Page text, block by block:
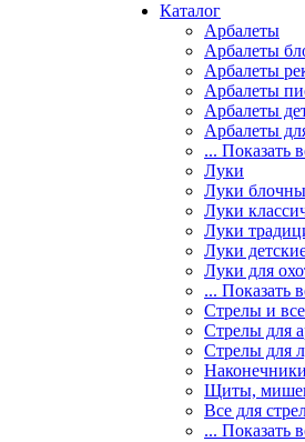
Каталог
Арбалеты
Арбалеты
Арбалеты
Арбалеты
Арбалеты
Арбалеты
... Показать
Луки
Луки
Луки
Луки
Луки
Луки для
... Показать
Стрелы и
Стрелы для
Стрелы для
Наконечники
Щиты,
Все для
... Показать